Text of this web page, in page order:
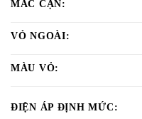
MẮC CẠN:
VỎ NGOÀI:
MÀU VỎ:
ĐIỆN ÁP ĐỊNH MỨC: